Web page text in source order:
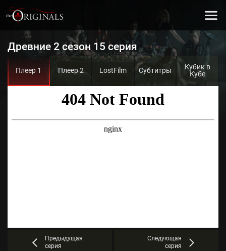
Древние 2 сезон 15 серия
Плеер 1 Плеер 2 LostFilm Субтитры
Кубик в
Кубе
Предыдущая
серия
Следующая
серия